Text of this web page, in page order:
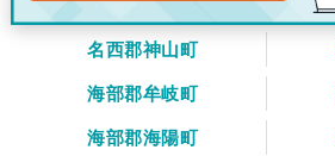
名東郡佐那河内村
名西郡神山町
海部郡牟岐町
海部郡海陽町